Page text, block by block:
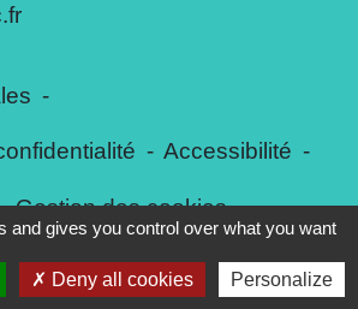
-
- Accessibilité -
Gestion des cookies
partenariat avec Réseau des Communes
and gives you control over what you want
Deny all cookies Personalize